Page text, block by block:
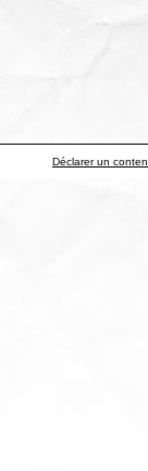
Déclarer un